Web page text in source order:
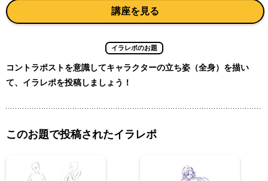
講座を見る
イラレポのお題
コントラポストを意識してキャラクターの立ち姿（全身）を描い
て、イラレポを投稿しましょう！
このお題で投稿されたイラレポ